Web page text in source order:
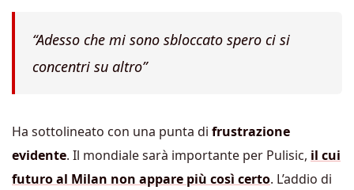
“Adesso che mi sono sbloccato spero ci si
concentri su altro”
Ha sottolineato con una punta di frustrazione
evidente. Il mondiale sarà importante per Pulisic, il cui
futuro al Milan non appare più così certo. L’addio di